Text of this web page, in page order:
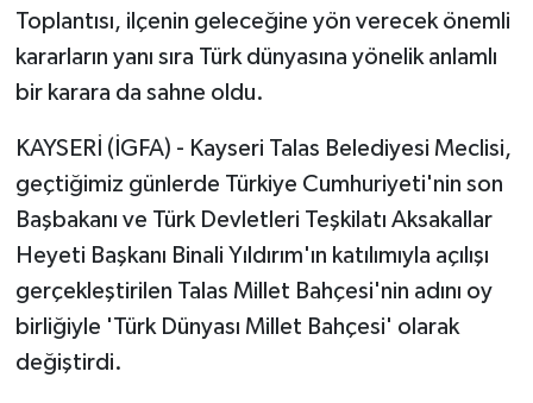
Toplantısı, ilçenin geleceğine yön verecek önemli
kararların yanı sıra Türk dünyasına yönelik anlamlı
bir karara da sahne oldu.
KAYSERİ (İGFA) - Kayseri Talas Belediyesi Meclisi,
geçtiğimiz günlerde Türkiye Cumhuriyeti'nin son
Başbakanı ve Türk Devletleri Teşkilatı Aksakallar
Heyeti Başkanı Binali Yıldırım'ın katılımıyla açılışı
gerçekleştirilen Talas Millet Bahçesi'nin adını oy
birliğiyle 'Türk Dünyası Millet Bahçesi' olarak
değiştirdi.